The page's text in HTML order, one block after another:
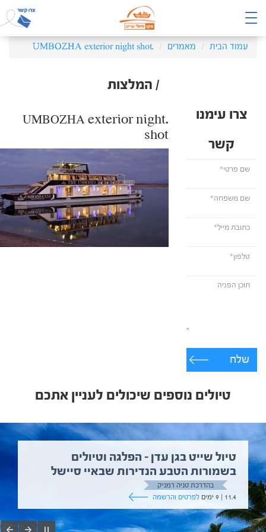
עמוד הבית מאמרים .UMBOZHA exterior night shot
/ המלצות
צרו עימנו
קשר
שלח
.UMBOZHA exterior night
shot
טיולים נוספים שיכולים לעניין אתכם
טיול שייט בגן עדן – הפלגה וטיולים
בשמורות הטבע הנדירות שבאיי סיישל
בהדרכת טניה רמניק
11.4 | 9 ימים
לפרטים והרשמה